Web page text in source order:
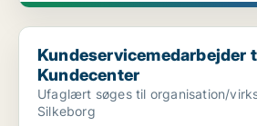
Kundeservicemedarbejder til
Kundeservicemedarbejder
Kundecenter
Ufaglært søges til organisation/
Silkeborg